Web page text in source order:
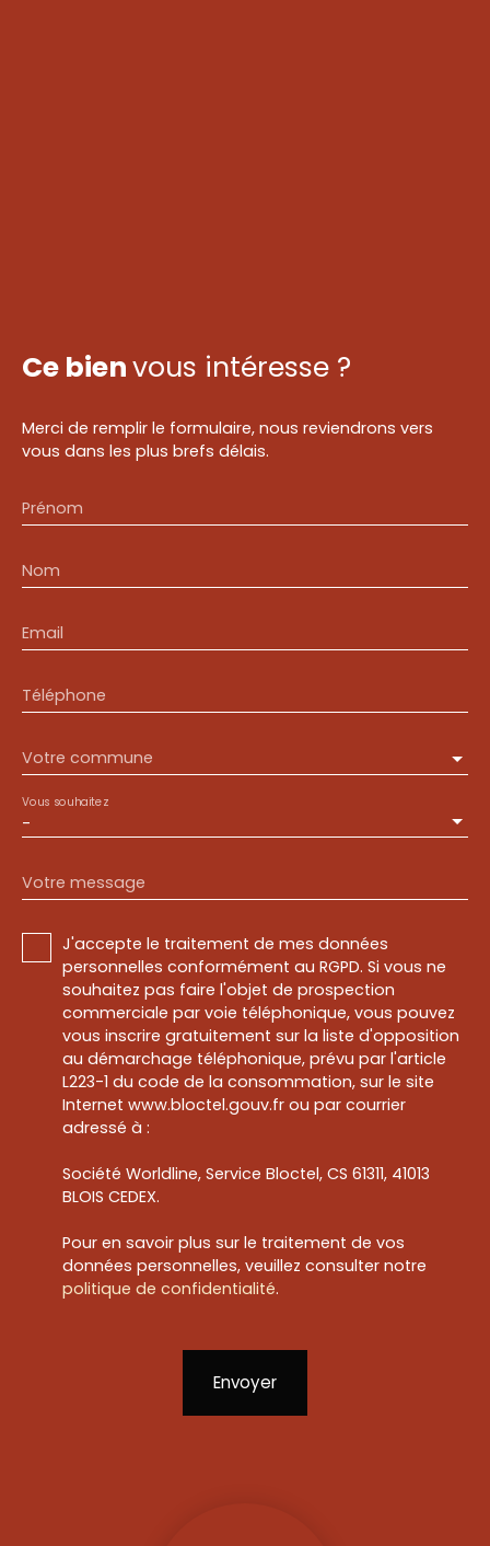
Ce bienvous intéresse ?
Merci de remplir le formulaire, nous reviendrons vers
vous dans les plus brefs délais.
Prénom
Nom
Email
Téléphone
Votre commune
-
Vous souhaitez
Votre message
J'accepte le traitement de mes données
personnelles conformément au RGPD. Si vous ne
souhaitez pas faire l'objet de prospection
commerciale par voie téléphonique, vous pouvez
vous inscrire gratuitement sur la liste d'opposition
au démarchage téléphonique, prévu par l'article
L223-1 du code de la consommation, sur le site
Internet www.bloctel.gouv.fr ou par courrier
adressé à :
Société Worldline, Service Bloctel, CS 61311, 41013
BLOIS CEDEX.
Pour en savoir plus sur le traitement de vos
données personnelles, veuillez consulter notre
politique de confidentialité.
Envoyer